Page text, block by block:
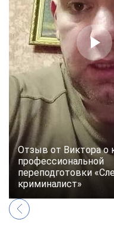
Отзыв от Виктора о
профессиональной
переподготовки
криминалист»
Мессенджеры
Свяжитесь с нами
Telegram
Vkontakte
Max